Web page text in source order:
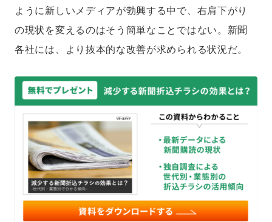
ように新しいメディアが勃興する中で、右肩下がり
の現状を変えるのはそう簡単なことではない。新聞
各社には、より抜本的な改善が求められる状況だ。